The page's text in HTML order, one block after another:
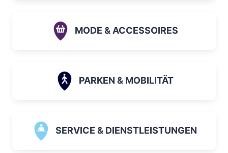
MODE & ACCESSOIRES
PARKEN & MOBILITÄT
SERVICE & DIENSTLEISTUNGEN